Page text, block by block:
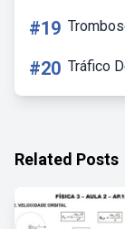
#19
#20 Tráfico
Related Posts